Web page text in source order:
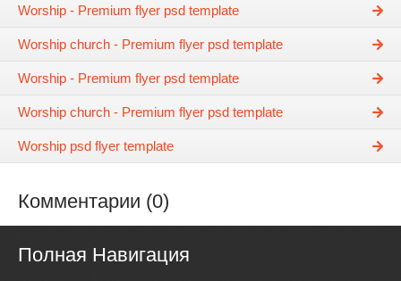
Worship - Premium flyer psd template
Worship church - Premium flyer psd template
Worship - Premium flyer psd template
Worship church - Premium flyer psd template
Worship psd flyer template
Комментарии (0)
Полная Навигация